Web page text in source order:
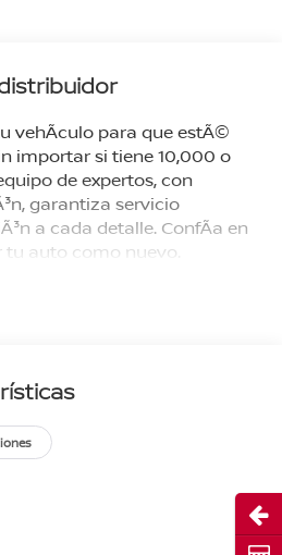
vehÃ­culo para que estÃ©
importar si tiene 10,000 o
de expertos, con
garantiza servicio
a cada detalle. ConfÃ­a en
auto como nuevo.